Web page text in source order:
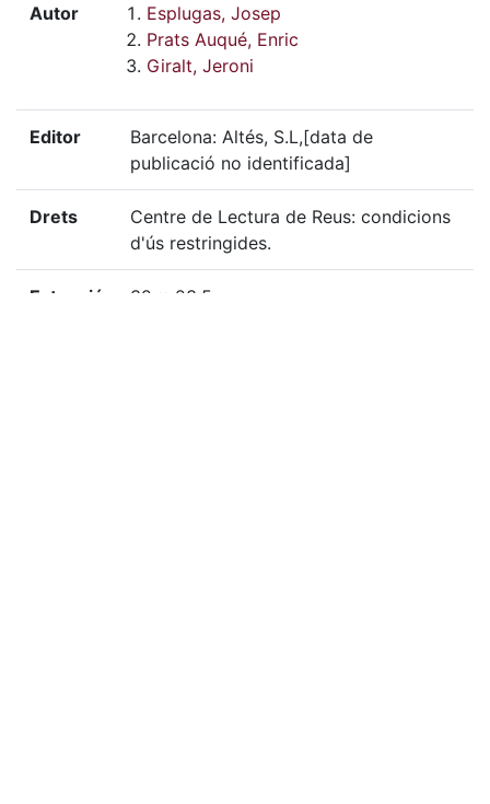
Autor
Esplugas, Josep
Prats Auqué, Enric
Giralt, Jeroni
Editor
Barcelona: Altés, S.L,[data de
publicació no identificada]
Drets
Centre de Lectura de Reus: condicions
d'ús restringides.
Extensió 32 x 23,5 cm